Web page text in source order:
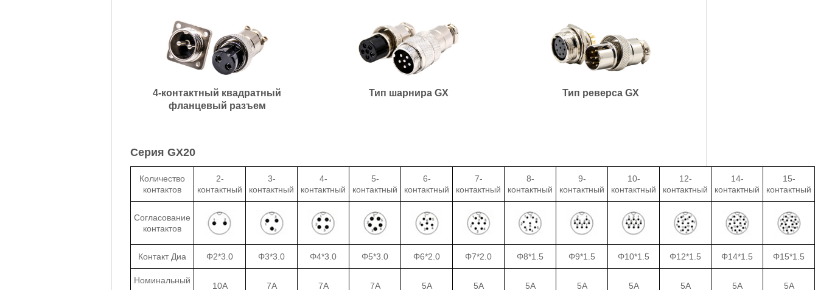
4-контактный квадратный
фланцевый разъем
Тип шарнира GX Тип реверса GX
Серия GX20
Количество
контактов
2-
контактный
3-
контактный
4-
контактный
5-
контактный
6-
контактный
7-
контактный
8-
контактный
9-
контактный
10-
контактный
12-
контактный
14-
контактный
15-
контактный
Согласование
контактов
Контакт Диа Φ2*3.0 Φ3*3.0 Φ4*3.0 Φ5*3.0 Φ6*2.0 Φ7*2.0 Φ8*1.5 Φ9*1.5 Φ10*1.5 Φ12*1.5 Φ14*1.5 Φ15*1.5
Номинальный
10A 7A 7A 7A 5A 5A 5A 5A 5A 5A 5A 5A